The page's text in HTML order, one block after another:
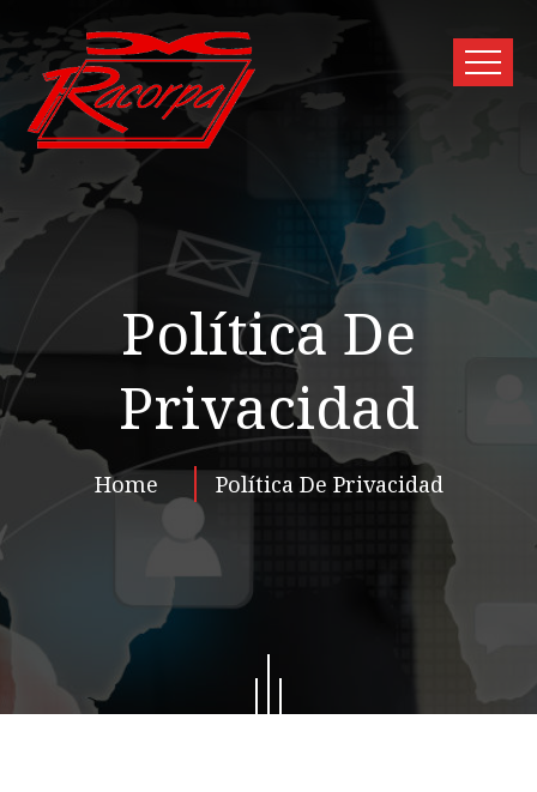
Política De
Privacidad
Home Política De Privacidad